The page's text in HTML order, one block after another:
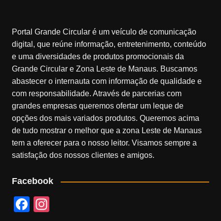
Portal Grande Circular é um veículo de comunicação
digital, que reúne informação, entretenimento, conteúdo
e uma diversidades de produtos promocionais da
Grande Circular e Zona Leste de Manaus. Buscamos
abastecer o internauta com informação de qualidade e
com responsabilidade. Através de parcerias com
grandes empresas queremos ofertar um leque de
opções dos mais variados produtos. Queremos acima
de tudo mostrar o melhor que a zona Leste de Manaus
tem a oferecer para o nosso leitor. Visamos sempre a
satisfação dos nossos clientes e amigos.
Facebook
F